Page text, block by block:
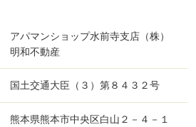
アパマンショップ水前寺支店（株）
明和不動産
国土交通大臣（３）第８４３２号
熊本県熊本市中央区白山２－４－１